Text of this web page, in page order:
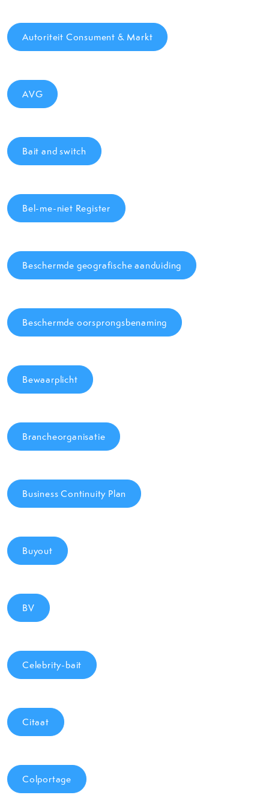
Autoriteit Consument & Markt
AVG
Bait and switch
Bel-me-niet Register
Beschermde geografische aanduiding
Beschermde oorsprongsbenaming
Bewaarplicht
Brancheorganisatie
Business Continuity Plan
Buyout
BV
Celebrity-bait
Citaat
Colportage